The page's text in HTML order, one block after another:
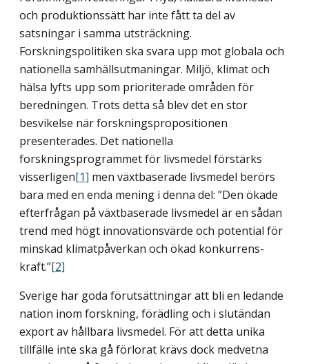
och produktionssätt har inte fått ta del av
satsningar i samma utsträckning.
Forskningspolitiken ska svara upp mot globala och
nationella samhälls­utmaningar. Miljö, klimat och
hälsa lyfts upp som prioriterade områden för
beredningen. Trots detta så blev det en stor
besvikelse när forsknings­propositionen
presenterades. Det nationella
forskningsprogrammet för livsmedel förstärks
visserligen[1] men växtbaserade livsmedel berörs
bara med en enda mening i denna del: ”Den ökade
efterfrågan på växtbaserade livsmedel är en sådan
trend med högt innovationsvärde och potential för
minskad klimatpåverkan och ökad konkurrens­
kraft.”[2]
Sverige har goda förutsättningar att bli en ledande
nation inom forskning, förädling och i slutändan
export av hållbara livsmedel. För att detta unika
tillfälle inte ska gå förlorat krävs dock medvetna